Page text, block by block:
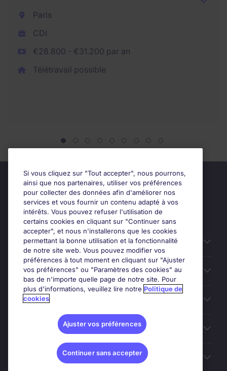
Paris
CDI
€28.800 - €31.200 par an
Télétravail possible
Candidats
Entreprises
Contact
Les avis Google
Nos offres d'emploi
Si vous cliquez sur "Tout accepter", nous pourrons,
ainsi que nos partenaires, utiliser vos préférences
pour collecter des données afin d'améliorer nos
services et vous fournir un contenu adapté à vos
intérêts. Vous pouvez refuser l'utilisation de
certains cookies en cliquant sur "Continuer sans
accepter", et nous n'installerons que les cookies
permettant la bonne utilisation et la fonctionnalité
de notre site web. Vous pouvez modifier vos
préférences à tout moment en cliquant sur "Ajuster
vos préférences" ou "Paramètres des cookies" au
bas de n'importe quelle page de notre site. Pour
plus d'informations, veuillez lire notre Politique de
cookies
Ajuster vos préférences
Continuer sans accepter